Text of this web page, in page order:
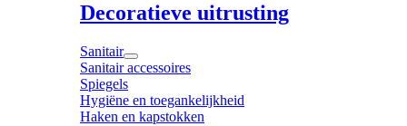
Decoratieve uitrusting
Sanitair
Sanitair accessoires
Spiegels
Hygiëne en toegankelijkheid
Haken en kapstokken